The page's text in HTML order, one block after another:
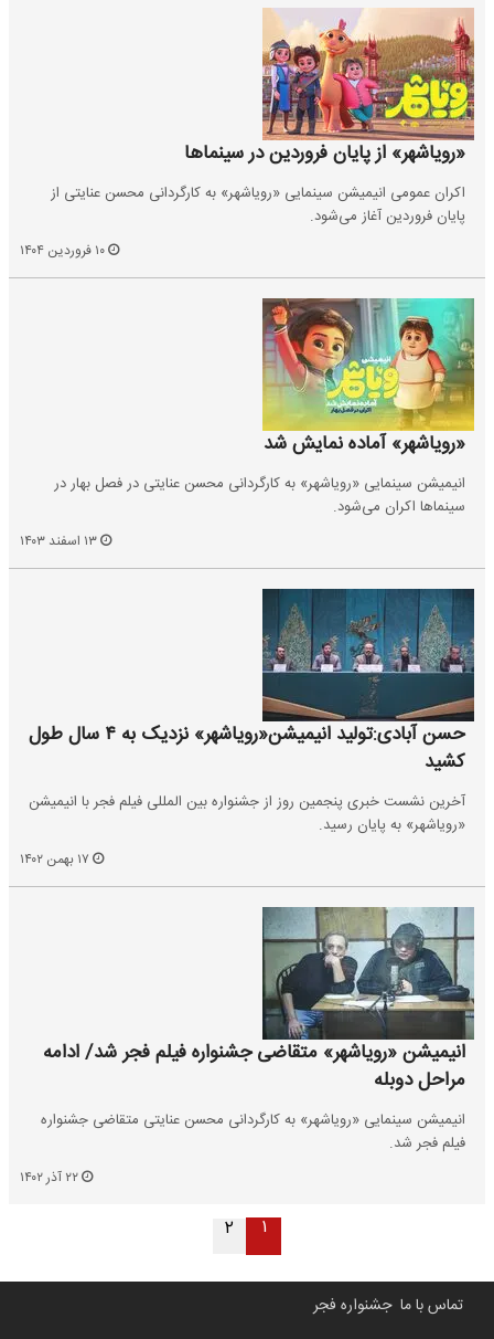
«رویاشهر»‌ از پایان فروردین در سینماها
اکران عمومی انیمیشن سینمایی «رویاشهر» به کارگردانی محسن عنایتی از
پایان فروردین‌ آغاز می‌شود.
«رویاشهر» آماده نمایش شد
انیمیشن سینمایی «رویاشهر» به کارگردانی محسن عنایتی در فصل بهار در
سینماها اکران می‌شود.
حسن آبادی:تولید انیمیشن«رویاشهر» نزدیک به ۴ سال طول
کشید
آخرین نشست خبری پنجمین روز از جشنواره بین المللی فیلم فجر با انیمیشن
«رویاشهر» به پایان رسید.
انیمیشن «رویاشهر» متقاضی جشنواره فیلم فجر شد/ ادامه
مراحل دوبله
انیمیشن سینمایی «رویاشهر» به کارگردانی محسن عنایتی متقاضی جشنواره
فیلم فجر شد.
۱ ۲
تماس با ما جشنواره فجر